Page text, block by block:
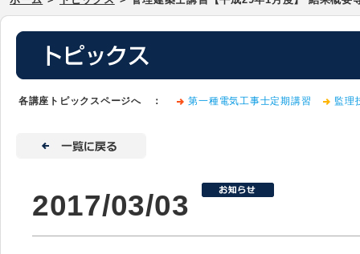
各講座トピックスページへ ： 第一種電気工事士定期講習 監理
2017/03/03